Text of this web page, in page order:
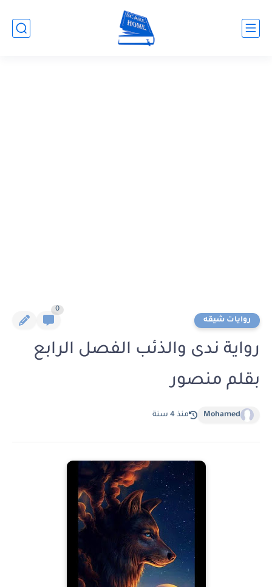
روايات شيقه
0
رواية ندى والذئب الفصل الرابع
بقلم منصور
Mohamed منذ 4 سنة